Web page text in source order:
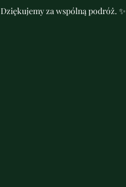
Dziękujemy za wspólną podróż. ✨